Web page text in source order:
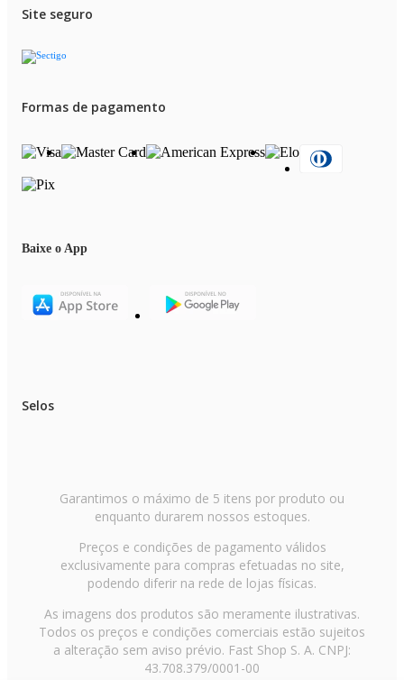
Site seguro
Formas de pagamento
Baixe o App
Selos
Garantimos o máximo de 5 itens por produto ou
enquanto durarem nossos estoques.
Preços e condições de pagamento válidos
exclusivamente para compras efetuadas no site,
podendo diferir na rede de lojas físicas.
As imagens dos produtos são meramente ilustrativas.
Todos os preços e condições comerciais estão sujeitos
a alteração sem aviso prévio. Fast Shop S. A. CNPJ:
43.708.379/0001-00